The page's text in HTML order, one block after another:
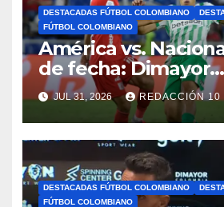
DESTACADAS FÚTBOL COLOMBIANO
FÚTBOL COLOMBIANO
América vs.
de fecha: Dimayor
reprogramó el
motivos de
JUL 31, 2026 REDACCIÓN 10
DESTACADAS FÚTBOL COLOMBIANO
FÚTBOL COLOMBIANO